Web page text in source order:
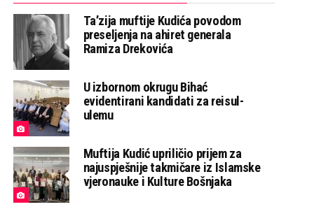
Ta’zija muftije Kudića povodom
preseljenja na ahiret generala
Ramiza Drekovića
U izbornom okrugu Bihać
evidentirani kandidati za reisul-
ulemu
Muftija Kudić upriličio prijem za
najuspješnije takmičare iz Islamske
vjeronauke i Kulture Bošnjaka